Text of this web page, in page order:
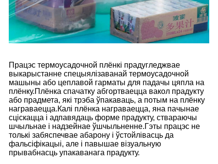
Працэс термоусадочной плёнкі прадугледжвае
выкарыстанне спецыялізаванай термоусадочной
машыны або цеплавой гарматы для падачы цяпла на
плёнку.Плёнка спачатку абгортваецца вакол прадукту
або прадмета, які трэба ўпакаваць, а потым на плёнку
награваецца.Калі плёнка награваецца, яна пачынае
сціскацца і адпавядаць форме прадукту, ствараючы
шчыльнае і надзейнае ўшчыльненне.Гэты працэс не
толькі забяспечвае абарону і ўстойлівасць да
фальсіфікацыі, але і павышае візуальную
прывабнасць упакаванага прадукту.